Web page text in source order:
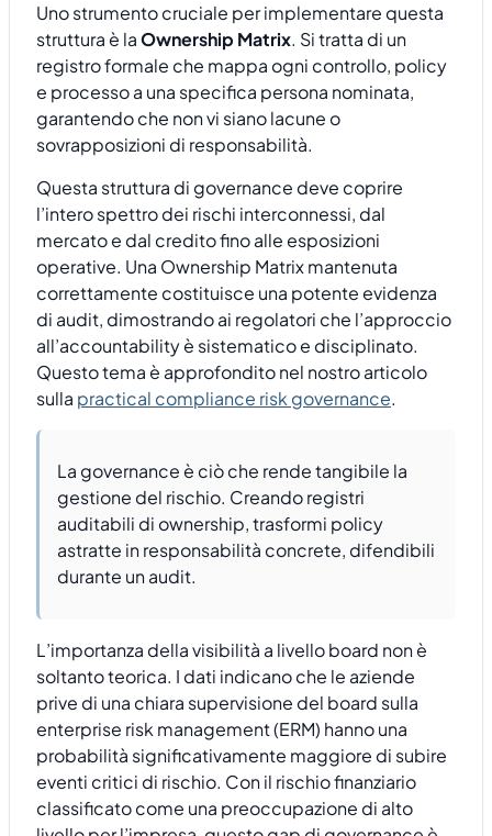
Uno strumento cruciale per implementare questa
struttura è laOwnership Matrix. Si tratta di un
registro formale che mappa ogni controllo, policy
e processo a una specifica persona nominata,
garantendo che non vi siano lacune o
sovrapposizioni di responsabilità.
Questa struttura di governance deve coprire
l’intero spettro dei rischi interconnessi, dal
mercato e dal credito fino alle esposizioni
operative. Una Ownership Matrix mantenuta
correttamente costituisce una potente evidenza
di audit, dimostrando ai regolatori che l’approccio
all’accountability è sistematico e disciplinato.
Questo tema è approfondito nel nostro articolo
sulla practical compliance risk governance.
La governance è ciò che rende tangibile la
gestione del rischio. Creando registri
auditabili di ownership, trasformi policy
astratte in responsabilità concrete, difendibili
durante un audit.
L’importanza della visibilità a livello board non è
soltanto teorica. I dati indicano che le aziende
prive di una chiara supervisione del board sulla
enterprise risk management (ERM) hanno una
probabilità significativamente maggiore di subire
eventi critici di rischio. Con il rischio finanziario
classificato come una preoccupazione di alto